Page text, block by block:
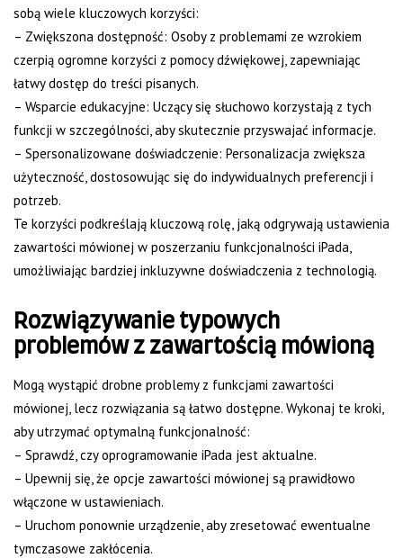
sobą wiele kluczowych korzyści:
– Zwiększona dostępność: Osoby z problemami ze wzrokiem
czerpią ogromne korzyści z pomocy dźwiękowej, zapewniając
łatwy dostęp do treści pisanych.
– Wsparcie edukacyjne: Uczący się słuchowo korzystają z tych
funkcji w szczególności, aby skutecznie przyswajać informacje.
– Spersonalizowane doświadczenie: Personalizacja zwiększa
użyteczność, dostosowując się do indywidualnych preferencji i
potrzeb.
Te korzyści podkreślają kluczową rolę, jaką odgrywają ustawienia
zawartości mówionej w poszerzaniu funkcjonalności iPada,
umożliwiając bardziej inkluzywne doświadczenia z technologią.
Rozwiązywanie typowych
problemów z zawartością mówioną
Mogą wystąpić drobne problemy z funkcjami zawartości
mówionej, lecz rozwiązania są łatwo dostępne. Wykonaj te kroki,
aby utrzymać optymalną funkcjonalność:
– Sprawdź, czy oprogramowanie iPada jest aktualne.
– Upewnij się, że opcje zawartości mówionej są prawidłowo
włączone w ustawieniach.
– Uruchom ponownie urządzenie, aby zresetować ewentualne
tymczasowe zakłócenia.